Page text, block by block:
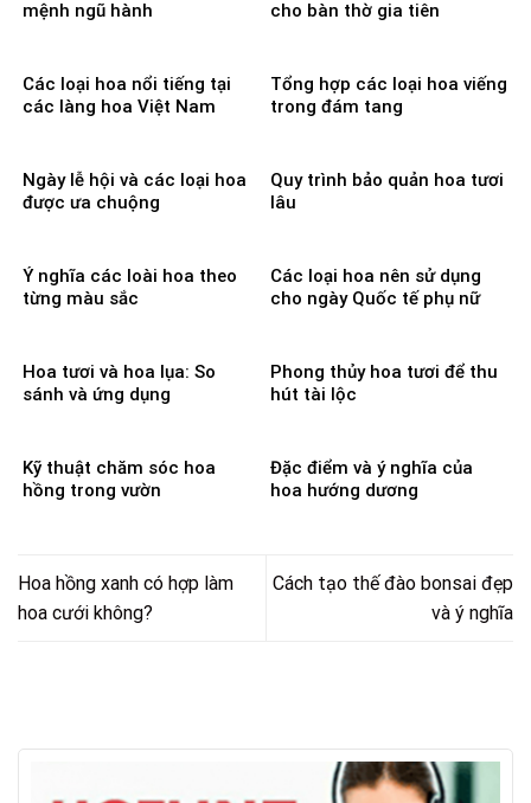
mệnh ngũ hành cho bàn thờ gia tiên
Các loại hoa nổi tiếng tại
các làng hoa Việt Nam
Tổng hợp các loại hoa viếng
trong đám tang
Ngày lễ hội và các loại hoa
được ưa chuộng
Quy trình bảo quản hoa tươi
lâu
Ý nghĩa các loài hoa theo
từng màu sắc
Các loại hoa nên sử dụng
cho ngày Quốc tế phụ nữ
Hoa tươi và hoa lụa: So
sánh và ứng dụng
Phong thủy hoa tươi để thu
hút tài lộc
Kỹ thuật chăm sóc hoa
hồng trong vườn
Đặc điểm và ý nghĩa của
hoa hướng dương
Hoa hồng xanh có hợp làm
hoa cưới không?
Cách tạo thế đào bonsai đẹp
và ý nghĩa